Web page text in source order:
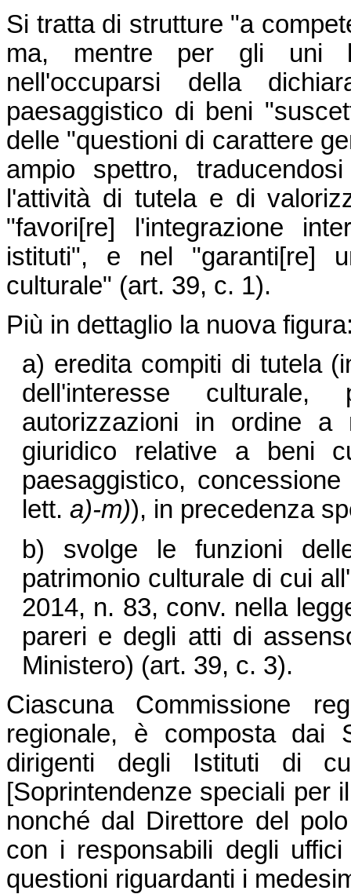
Si tratta di strutture "a
ma, mentre per gli uni
nell'occuparsi della
paesaggistico di beni
delle "questioni di carattere
ampio spettro,
l'attività di tutela e di
"favori[re] l'integrazione
istituti", e nel "garanti[re]
culturale" (art. 39, c. 1).
Più in dettaglio la nuova
a) eredita compiti di tutela
dell'interesse
autorizzazioni in ordine a
giuridico relative a beni
paesaggistico,
lett. a)-m)), in precedenza
b) svolge le funzioni
patrimonio culturale di cui
2014, n. 83, conv. nella
pareri e degli atti di
Ministero) (art. 39, c. 3).
Ciascuna Commissione
regionale, è composta dai
dirigenti degli Istituti di
[Soprintendenze speciali per
nonché dal Direttore del
con i responsabili degli
questioni riguardanti i